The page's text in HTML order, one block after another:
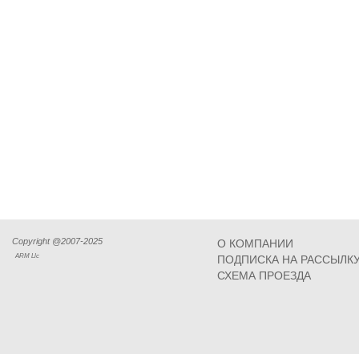
Copyright @2007-2025
ARM Llc
О КОМПАНИИ
ПОДПИСКА НА
СХЕМА ПРОЕЗДА